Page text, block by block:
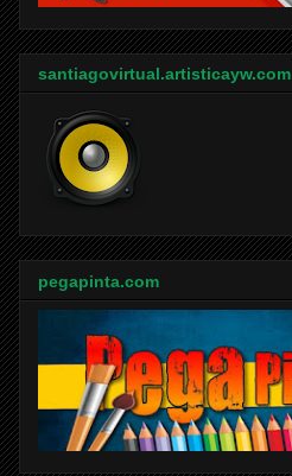
santiagovirtual.artisticayw.com
pegapinta.com